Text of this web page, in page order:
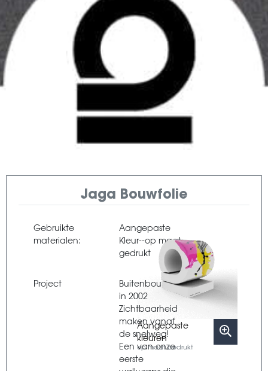
Jaga Bouwfolie
Gebruikte
materialen:
Aangepaste
Kleur--op maat
gedrukt
Project
Buitenbouwfolie
in 2002
Zichtbaarheid
maken vanaf
de snelweg!
Een van onze
eerste
Aangepaste
kleuren
op maat bedrukt